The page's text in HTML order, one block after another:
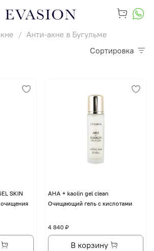
Анти-акне в Бугульме
Сортировка
SKIN
очищения
AHA + kaolin gel clean
Очищающий гель с кислотами
4 840 ₽
В корзину